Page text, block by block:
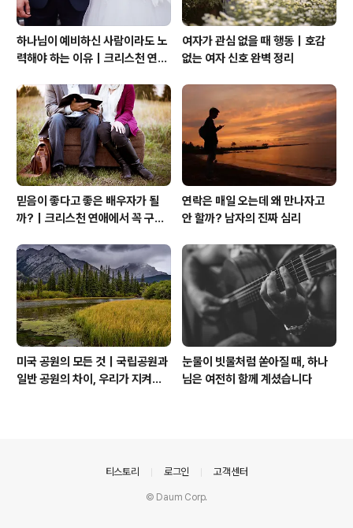
하나님이 예비하신 사람이라도 노
력해야 하는 이유｜크리스천 연애
여자가 관심 없을 때 행동｜호감
없는 여자 신호 완벽 정리
믿음이 좋다고 좋은 배우자가 될
까?｜크리스천 연애에서 꼭 구별
연락은 매일 오는데 왜 만나자고
안 할까? 남자의 진짜 심리
미국 공원의 모든 것｜국립공원과
일반 공원의 차이, 우리가 지켜야
눈물이 빗물처럼 쏟아질 때, 하나
님은 여전히 함께 계셨습니다
티스토리 로그인 고객센터
© Daum Corp.